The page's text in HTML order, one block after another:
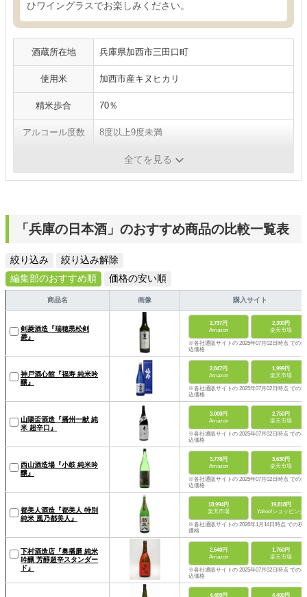
ひワイングラスでお楽しみください。
酒蔵所在地 兵庫県加西市三田口町
使用米 加西市産キヌヒカリ
精米歩合 70％
アルコール度数 8度以上9度未満
全てを見る
「兵庫の日本酒」のおすすめ商品の比較一覧表
絞り込み
絞り込み解除
編集部のおすすめ順
価格の安い順
商品名 画像 購入サイト
剣菱酒造『瑞穂黒松剣
菱』
2,737円
Amazon
2,300円
楽天市場
※各社通販サイトの 2025年07月02日時点 での税
込価格
神戸酒心館『福寿 純米吟
醸』
2,847円
Amazon
1,999円
楽天市場
※各社通販サイトの 2025年07月02日時点 での税
込価格
山陽盃酒造『播州一献 純
米 超辛口』
3,000円
Amazon
2,750円
楽天市場
※各社通販サイトの 2025年07月02日時点 での税
込価格
西山酒造場『小鼓 純米吟
醸』
3,778円
Amazon
3,630円
楽天市場
※各社通販サイトの 2025年07月02日時点 での税
込価格
都美人酒造『都美人 特別
純米 風乃都美人』
18,994円
楽天市場
19,818円
Yahoo!ショッピング
※各社通販サイトの 2026年1月14日時点 での税
価格
下村酒造店『奥播磨 純米
吟醸 芳醇超辛スタンダー
ド』
2,640円
Amazon
1,760円
楽天市場
※各社通販サイトの 2025年07月02日時点 での税
込価格
4,400円 4,400円